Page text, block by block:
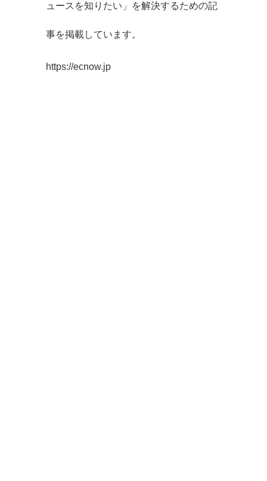
ュースを知りたい」を解決するための記
事を掲載しています。
https://ecnow.jp